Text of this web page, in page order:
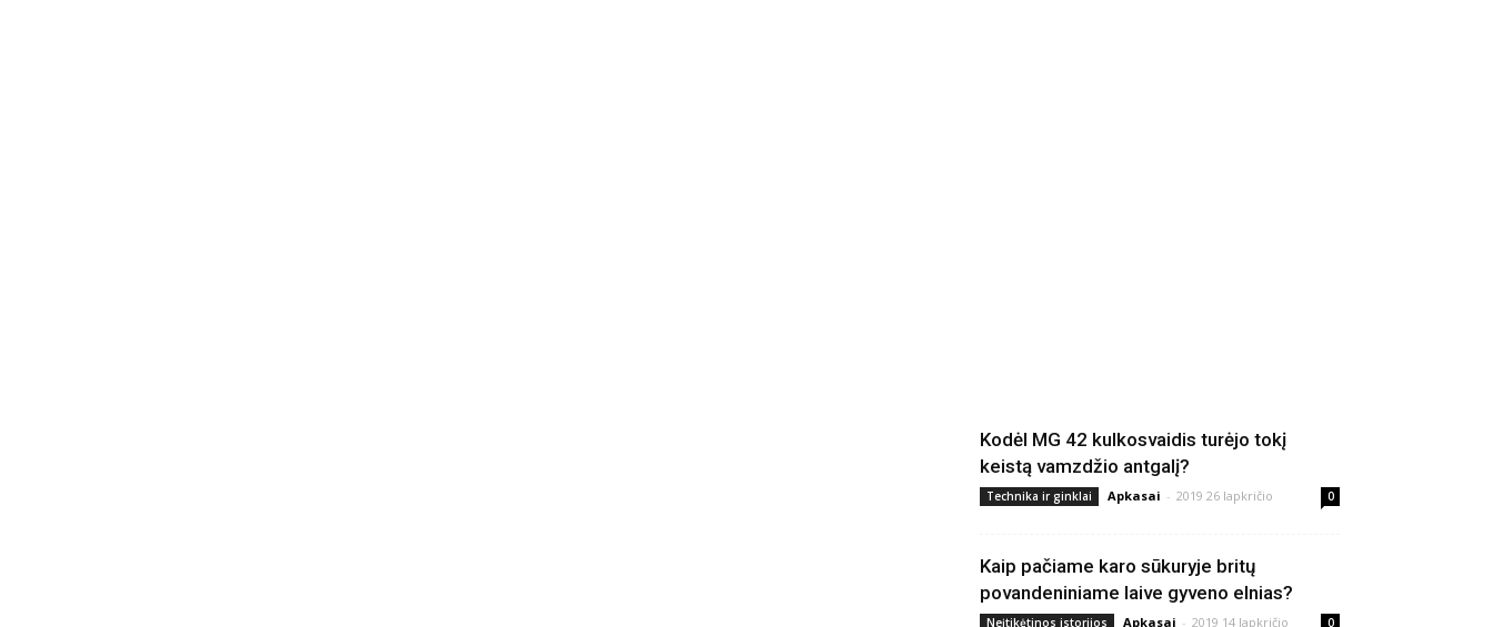
Kodėl MG 42 kulkosvaidis turėjo tokį
keistą vamzdžio antgalį?
Technika ir ginklai Apkasai - 2019 26 lapkričio 0
Kaip pačiame karo sūkuryje britų
povandeniniame laive gyveno elnias?
Neįtikėtinos istorijos Apkasai - 2019 14 lapkričio 0